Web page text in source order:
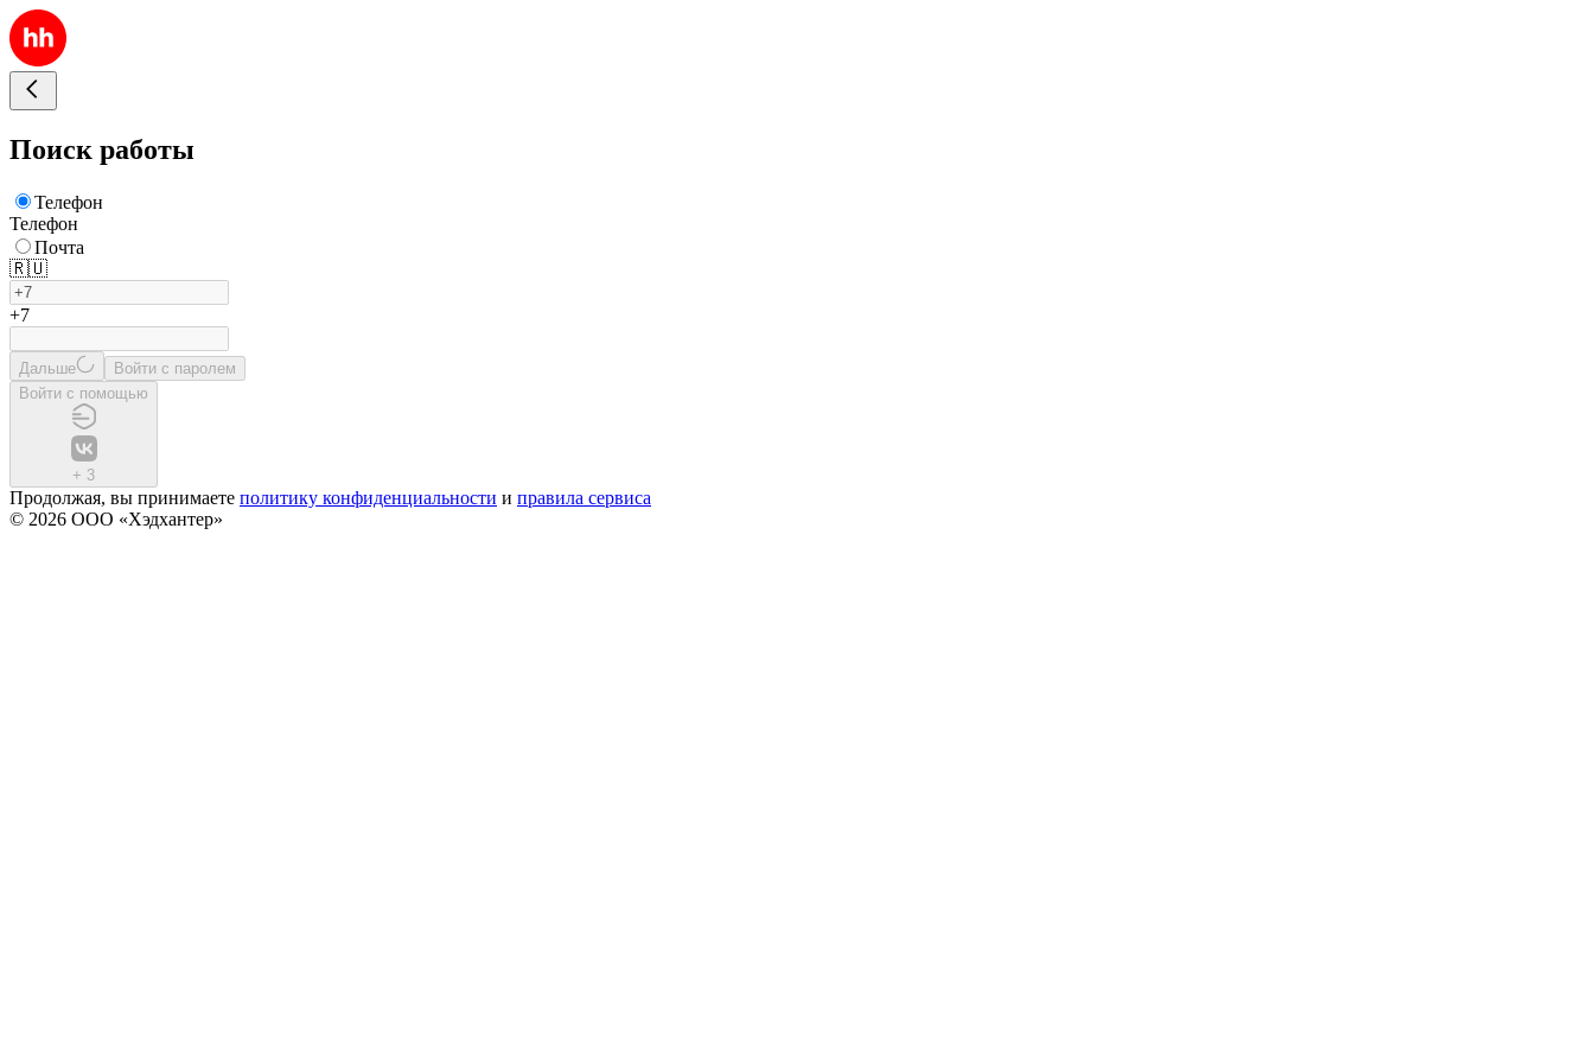
Поиск работы
Телефон
Телефон
Почта
🇷🇺
+7
Дальше
Войти с паролем
Войти с помощью
+ 3
Продолжая, вы принимаете политику конфиденциальности и правила сервиса
© 2026 ООО «Хэдхантер»